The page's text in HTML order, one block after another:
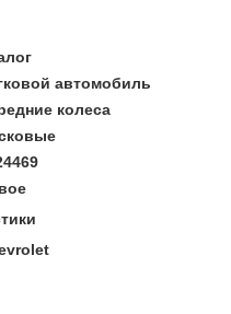
автомобиль
колеса